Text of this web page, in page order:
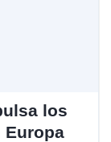
los
Europa